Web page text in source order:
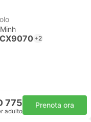
+2
775
adulto
Prenota ora